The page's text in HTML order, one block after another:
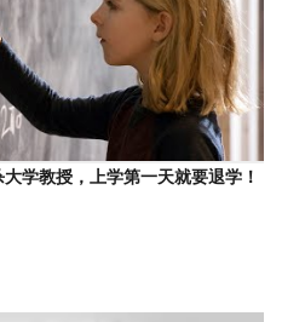
学教授，上学第一天就要退学！